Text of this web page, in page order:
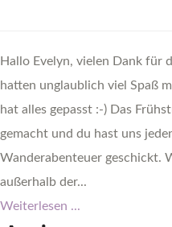
Hallo Evelyn, vielen Dank
hatten unglaublich viel Spaß
hat alles gepasst :-) Das
gemacht und du hast uns
Wanderabenteuer geschickt.
außerhalb der...
Weiterlesen ...